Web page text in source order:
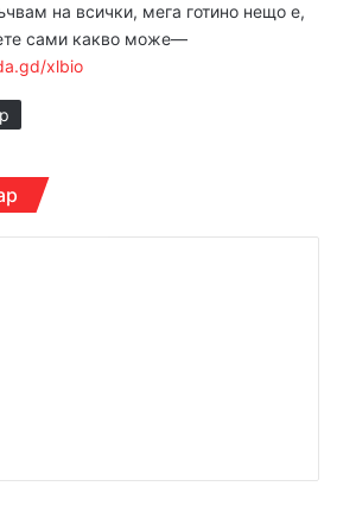
на всички, мега готино нещо е,
сами какво може––
xlbio